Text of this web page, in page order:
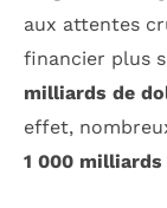
aux attentes
financier plus
milliards de
effet,
1 000 milliards